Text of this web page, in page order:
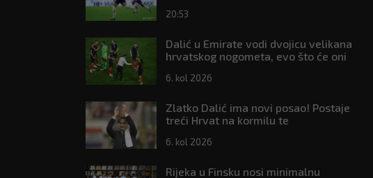
20:53
Dalić u Emirate vodi dvojicu velikana
hrvatskog nogometa, evo što će oni
6. kol 2026
Zlatko Dalić ima novi posao! Postaje
treći Hrvat na kormilu te
6. kol 2026
Rijeka u Finsku nosi minimalnu